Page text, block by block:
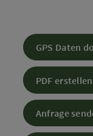
GPS Daten
PDF erstellen
Anfrage